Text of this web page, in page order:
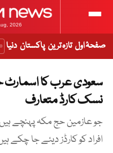
2026
صفحۂ اول تازہ ترین پاکستان دنیا
سعودی عرب کا اسمارٹ
نسک کارڈ متعارف
افراد کو کارڈز دیئے جا چکے